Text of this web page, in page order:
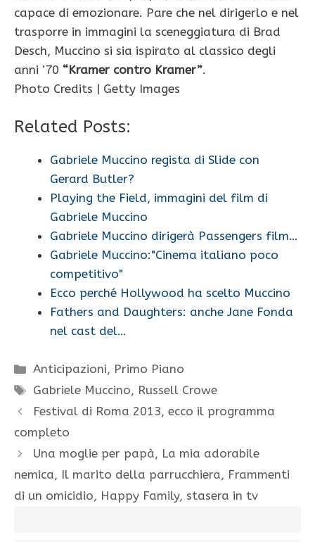
capace di emozionare. Pare che nel dirigerlo e nel
trasporre in immagini la sceneggiatura di Brad
Desch, Muccino si sia ispirato al classico degli
anni ’70 “Kramer contro Kramer”.
Photo Credits | Getty Images
Related Posts:
Gabriele Muccino regista di Slide con
Gerard Butler?
Playing the Field, immagini del film di
Gabriele Muccino
Gabriele Muccino dirigerà Passengers film…
Gabriele Muccino:"Cinema italiano poco
competitivo"
Ecco perché Hollywood ha scelto Muccino
Fathers and Daughters: anche Jane Fonda
nel cast del…
Categorie
Anticipazioni, Primo Piano
Tag
Gabriele Muccino, Russell Crowe
Festival di Roma 2013, ecco il programma
completo
Una moglie per papà, La mia adorabile
nemica, Il marito della parrucchiera, Frammenti
di un omicidio, Happy Family, stasera in tv